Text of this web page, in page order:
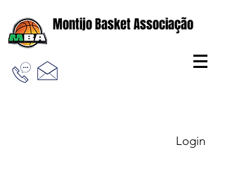
Montijo Basket Associação
Login